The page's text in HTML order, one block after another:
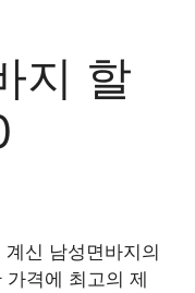
지 할
신 남성면바지의
격에 최고의 제